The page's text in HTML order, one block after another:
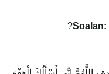
Soalan: